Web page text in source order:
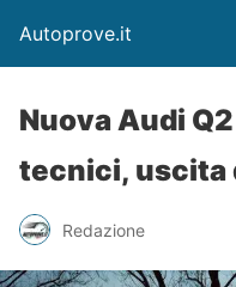
Autoprove.it
Nuova Audi
tecnici, uscita
Redazione